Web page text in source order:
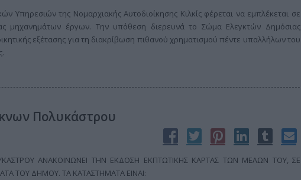
Υπηρεσιών της Νομαρχιακής Αυτοδιοίκησης Κιλκίς φέρεται να εμπλέκεται σε
μηχανημάτων έργων. Την υπόθεση διερευνά το Σώμα Ελεγκτών Δημόσιας
εξέτασης για τη διακρίβωση πιθανού χρηματισμού πέντε υπαλλήλων του
Πολυκάστρου
ΑΝΑΚΟΙΝΩΝΕΙ ΤΗΝ ΕΚΔΟΣΗ ΕΚΠΤΩΤΙΚΗΣ ΚΑΡΤΑΣ ΤΩΝ ΜΕΛΩΝ ΤΟΥ, ΣΕ
ΤΟΥ ΔΗΜΟΥ. ΤΑ ΚΑΤΑΣΤΗΜΑΤΑ ΕΙΝΑΙ: